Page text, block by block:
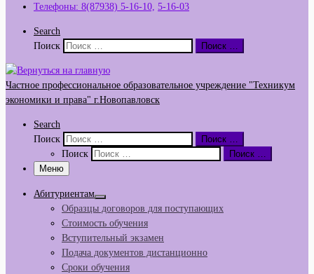
Телефоны: 8(87938) 5-16-10, 5-16-03
Search
Поиск
Поиск …
Частное профессиональное образовательное учреждение "Техникум
экономики и права" г.Новопавловск
Search
Поиск
Поиск …
Поиск
Поиск …
Меню
Абитуриентам
Образцы договоров для поступающих
Стоимость обучения
Вступительный экзамен
Подача документов дистанционно
Сроки обучения